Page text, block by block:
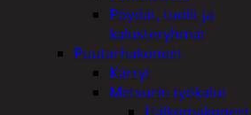
Pöydät, tuolit ja
kalusteryhmät
Puutarhakoneet
Kärryt
Metsurin työkalut